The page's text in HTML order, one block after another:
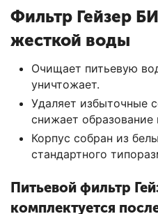
Фильтр Гейзер
жесткой воды
Очищает питьевую
уничтожает.
Удаляет избыточные
снижает образование
Корпус собран из
стандартного
Питьевой фильтр
комплектуется